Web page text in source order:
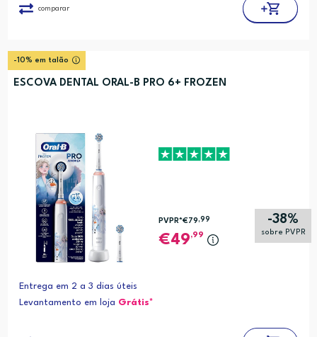
comparar
-10% em talão
ESCOVA DENTAL ORAL-B PRO 6+ FROZEN
-38%
sobre PVPR
PVPR*€79,99
49,99
Entrega em 2 a 3 dias úteis
Levantamento em loja Grátis*